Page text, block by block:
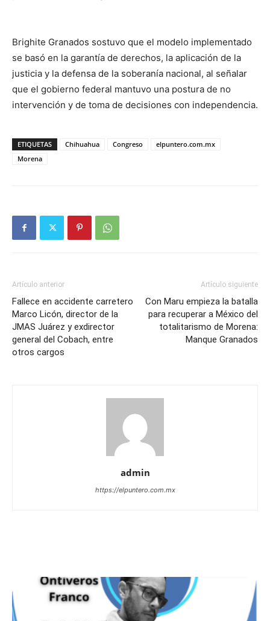
Brighite Granados sostuvo que el modelo implementado
se basó en la garantía de derechos, la aplicación de la
justicia y la defensa de la soberanía nacional, al señalar
que el gobierno federal mantuvo una postura de no
intervención y de toma de decisiones con independencia.
ETIQUETAS Chihuahua Congreso
elpuntero.com.mx
Morena
Artículo anterior
Fallece en accidente carretero
Marco Licón, director de la
JMAS Juárez y exdirector
general del Cobach, entre
otros cargos
Artículo siguiente
Con Maru empieza la batalla
para recuperar a México del
totalitarismo de Morena:
Manque Granados
admin
https://elpuntero.com.mx